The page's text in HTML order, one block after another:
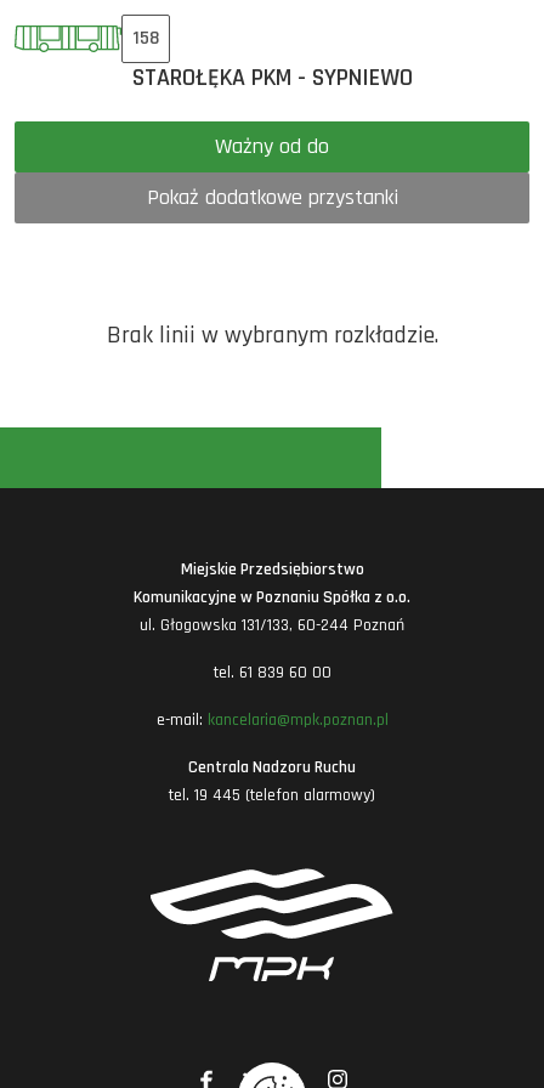
158
STAROŁĘKA PKM - SYPNIEWO
Ważny od do
Pokaż dodatkowe przystanki
Brak linii w wybranym rozkładzie.
Miejskie Przedsiębiorstwo
Komunikacyjne w Poznaniu Spółka z o.o.
ul. Głogowska 131/133, 60-244 Poznań
tel. 61 839 60 00
e-mail: kancelaria@mpk.poznan.pl
Centrala Nadzoru Ruchu
tel. 19 445 (telefon alarmowy)